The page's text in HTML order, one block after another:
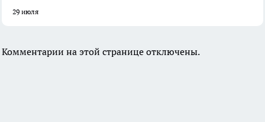
29 июля
Комментарии на этой странице отключены.